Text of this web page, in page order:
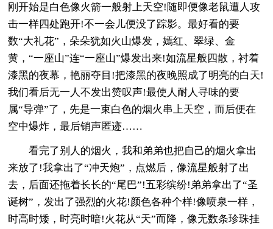
刚开始是白色像火箭一般射上天空!随即便像老鼠遭人攻
击一样四处跑开!不一会儿便没了踪影。最好看的要
数“大礼花”，朵朵犹如火山爆发，嫣红、翠绿、金
黄，“一座山”连“一座山”爆发出来!如流星般四散，衬着
漆黑的夜幕，艳丽夺目!把漆黑的夜晚照成了明亮的白天!
我们看后无一人不发出赞叹声!最使人耐人寻味的要
属“导弹”了，先是一束白色的烟火串上天空，而后便在
空中爆炸，最后销声匿迹……
看完了别人的烟火，我和弟弟也把自己的烟火拿出
来放了!我拿出了“冲天炮”，点燃后，像流星般射了出
去，后面还拖着长长的“尾巴”!五彩缤纷!弟弟拿出了“圣
诞树”，发出了强烈的火花!颜色各种个样!像喷泉一样，
时高时矮，时亮时暗!火花从“天”而降，像无数条珍珠挂